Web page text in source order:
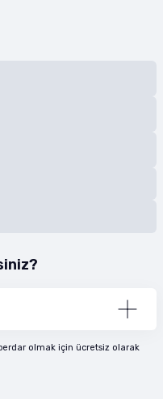
olmak için ücretsiz olarak